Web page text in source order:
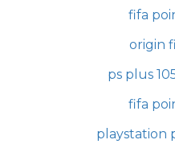
fifa
origin
ps plus
fifa
playstation